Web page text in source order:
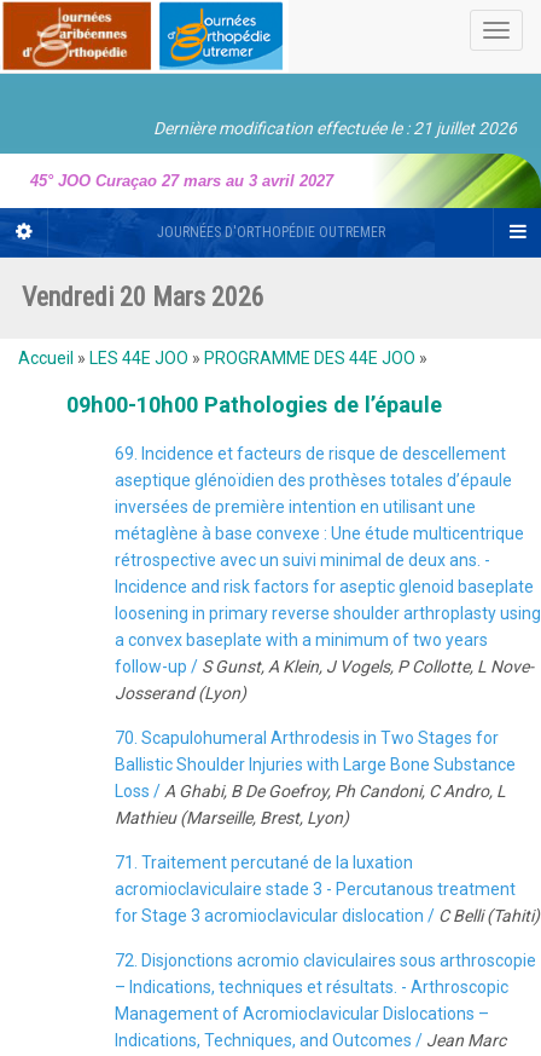
Dernière modification effectuée le : 21 juillet 2026
45° JOO Curaçao 27 mars au 3 avril 2027
JOURNÉES D'ORTHOPÉDIE OUTREMER
Vendredi 20 Mars 2026
Accueil » LES 44E JOO » PROGRAMME DES 44E JOO »
09h00-10h00 Pathologies de l’épaule
69. Incidence et facteurs de risque de descellement
aseptique glénoïdien des prothèses totales d’épaule
inversées de première intention en utilisant une
métaglène à base convexe : Une étude multicentrique
rétrospective avec un suivi minimal de deux ans. -
Incidence and risk factors for aseptic glenoid baseplate
loosening in primary reverse shoulder arthroplasty using
a convex baseplate with a minimum of two years
follow-up / S Gunst, A Klein, J Vogels, P Collotte, L Nove-
Josserand (Lyon)
70. Scapulohumeral Arthrodesis in Two Stages for
Ballistic Shoulder Injuries with Large Bone Substance
Loss / A Ghabi, B De Goefroy, Ph Candoni, C Andro, L
Mathieu (Marseille, Brest, Lyon)
71. Traitement percutané de la luxation
acromioclaviculaire stade 3 - Percutanous treatment
for Stage 3 acromioclavicular dislocation / C Belli (Tahiti)
72. Disjonctions acromio claviculaires sous arthroscopie
– Indications, techniques et résultats. - Arthroscopic
Management of Acromioclavicular Dislocations –
Indications, Techniques, and Outcomes / Jean Marc